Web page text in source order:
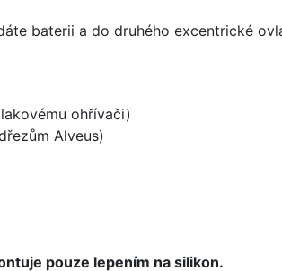
baterii a do druhého excentrické
ohřívači)
Alveus)
pouze lepením na silikon.